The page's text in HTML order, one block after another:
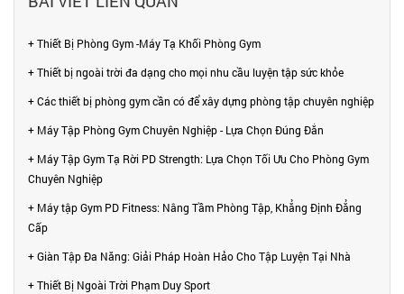
+ Thiết Bị Phòng Gym -Máy Tạ Khối Phòng Gym
+ Thiết bị ngoài trời đa dạng cho mọi nhu cầu luyện tập sức khỏe
+ Các thiết bị phòng gym cần có để xây dựng phòng tập chuyên nghiệp
+ Máy Tập Phòng Gym Chuyên Nghiệp - Lựa Chọn Đúng Đắn
+ Máy Tập Gym Tạ Rời PD Strength: Lựa Chọn Tối Ưu Cho Phòng Gym
Chuyên Nghiệp
+ Máy tập Gym PD Fitness: Nâng Tầm Phòng Tập, Khẳng Định Đẳng
Cấp
+ Giàn Tập Đa Năng: Giải Pháp Hoàn Hảo Cho Tập Luyện Tại Nhà
+ Thiết Bị Ngoài Trời Phạm Duy Sport